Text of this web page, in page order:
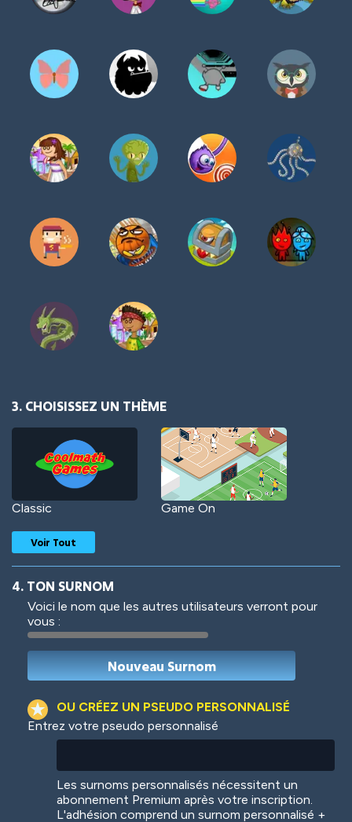
3. CHOISISSEZ UN THÈME
Classic Game On
Woof
Colorful
Voir Tout
4. TON SURNOM
Voici le nom que les autres utilisateurs verront pour
vous :
OU CRÉEZ UN PSEUDO PERSONNALISÉ
Entrez votre pseudo personnalisé
Les surnoms personnalisés nécessitent un
abonnement Premium après votre inscription.
L'adhésion comprend un surnom personnalisé +